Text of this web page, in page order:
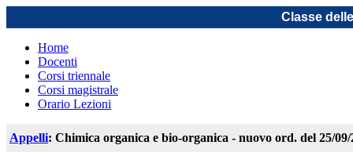
Classe
Home
Docenti
Corsi triennale
Corsi magistrale
Orario Lezioni
Appelli: Chimica organica e bio-organica - nuovo ord. del 25/09/